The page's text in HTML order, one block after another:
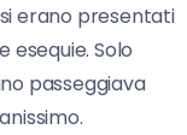
erano presentati
esequie. Solo
passeggiava